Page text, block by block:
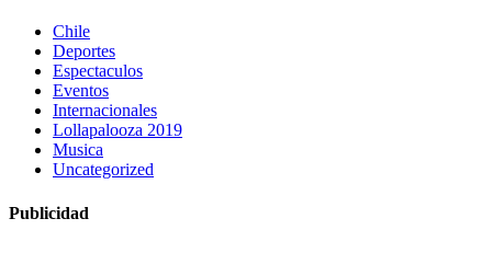
Chile
Deportes
Espectaculos
Eventos
Internacionales
Lollapalooza 2019
Musica
Uncategorized
Publicidad